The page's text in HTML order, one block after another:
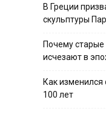
В Греции
скульптуры
Почему старые
исчезают в
Как изменился
100 лет